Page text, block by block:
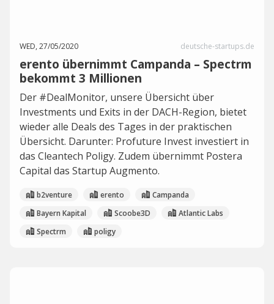
WED, 27/05/2020 deutsche-startups.de
erento übernimmt Campanda – Spectrm
bekommt 3 Millionen
Der #DealMonitor, unsere Übersicht über
Investments und Exits in der DACH-Region, bietet
wieder alle Deals des Tages in der praktischen
Übersicht. Darunter: Profuture Invest investiert in
das Cleantech Poligy. Zudem übernimmt Postera
Capital das Startup Augmento.
b2venture erento
Campanda
Bayern Kapital
Scoobe3D
Atlantic Labs
Spectrm
poligy